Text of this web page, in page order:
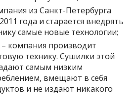
из Санкт-Петербурга
года и старается внедрять
самые новые технологии;
компания производит
технику. Сушилки этой
самым низким
вмещают в себя
и не издают никакого